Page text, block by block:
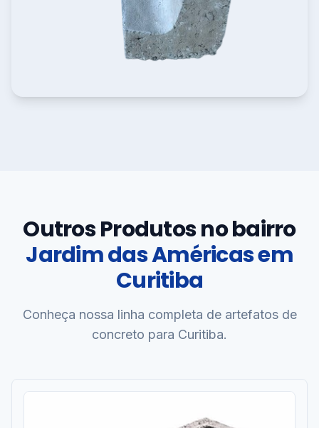
Outros Produtos no bairro
Jardim das Américas em
Curitiba
Conheça nossa linha completa de artefatos de
concreto para Curitiba.